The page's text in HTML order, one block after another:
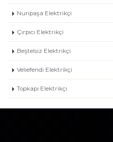
Nuripaşa Elektrikçi
Çırpıcı Elektrikçi
Beştelsiz Elektrikçi
Veliefendi Elektrikçi
Topkapı Elektrikçi